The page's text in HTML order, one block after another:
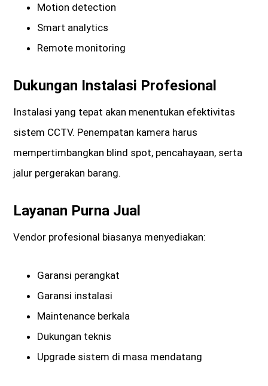
Motion detection
Smart analytics
Remote monitoring
Dukungan Instalasi Profesional
Instalasi yang tepat akan menentukan efektivitas
sistem CCTV. Penempatan kamera harus
mempertimbangkan blind spot, pencahayaan, serta
jalur pergerakan barang.
Layanan Purna Jual
Vendor profesional biasanya menyediakan:
Garansi perangkat
Garansi instalasi
Maintenance berkala
Dukungan teknis
Upgrade sistem di masa mendatang